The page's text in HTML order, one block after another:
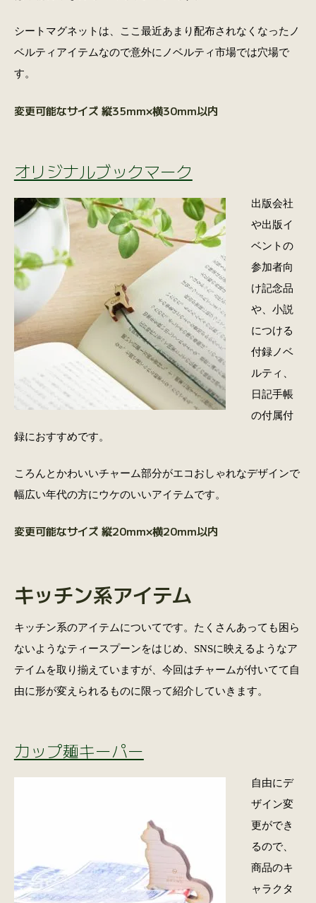
シートマグネットは、ここ最近あまり配布されなくなったノ
ベルティアイテムなので意外にノベルティ市場では穴場で
す。
変更可能なサイズ 縦35mm×横30mm以内
オリジナルブックマーク
出版会社
や出版イ
ベントの
参加者向
け記念品
や、小説
につける
付録ノベ
ルティ、
日記手帳
の付属付
録におすすめです。
ころんとかわいいチャーム部分がエコおしゃれなデザインで
幅広い年代の方にウケのいいアイテムです。
変更可能なサイズ 縦20mm×横20mm以内
キッチン系アイテム
キッチン系のアイテムについてです。たくさんあっても困ら
ないようなティースプーンをはじめ、SNSに映えるようなア
テイムを取り揃えていますが、今回はチャームが付いてて自
由に形が変えられるものに限って紹介していきます。
カップ麺キーパー
自由にデ
ザイン変
更ができ
るので、
商品のキ
ャラクタ